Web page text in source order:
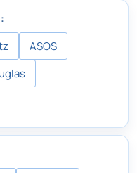
ASOS